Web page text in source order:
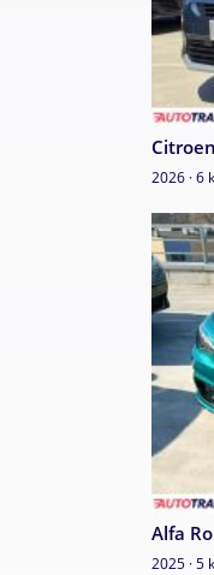
2026 · 6
Alfa
2025 · 5